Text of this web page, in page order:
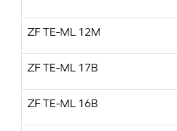
ZF TE-ML 12M
ZF TE-ML 17B
ZF TE-ML 16B